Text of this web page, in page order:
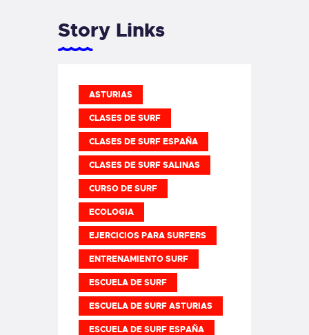
Story Links
ASTURIAS
CLASES DE SURF
CLASES DE SURF ESPAÑA
CLASES DE SURF SALINAS
CURSO DE SURF
ECOLOGIA
EJERCICIOS PARA SURFERS
ENTRENAMIENTO SURF
ESCUELA DE SURF
ESCUELA DE SURF ASTURIAS
ESCUELA DE SURF ESPAÑA